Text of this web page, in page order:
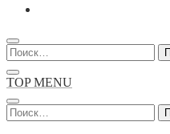
содержимому
Найти:
TOP MENU
Найти: